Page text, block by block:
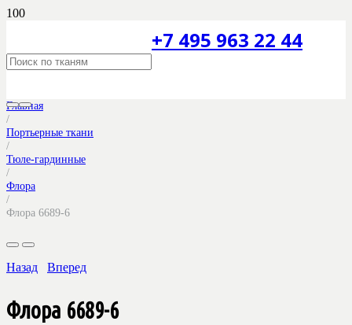
+7 495 963 22 44
Главная
/
Портьерные ткани
/
Тюле-гардинные
/
Флора
/
Флора 6689-6
Назад Вперед
Флора 6689-6